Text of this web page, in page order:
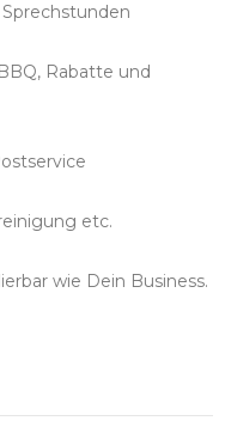
Rabatte und
etc.
wie Dein Business.